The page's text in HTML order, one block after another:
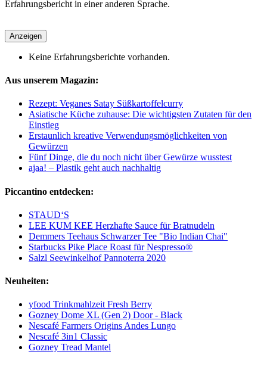
Erfahrungsbericht in einer anderen Sprache.
Anzeigen
Keine Erfahrungsberichte vorhanden.
Aus unserem Magazin:
Rezept: Veganes Satay Süßkartoffelcurry
Asiatische Küche zuhause: Die wichtigsten Zutaten für den
Einstieg
Erstaunlich kreative Verwendungsmöglichkeiten von
Gewürzen
Fünf Dinge, die du noch nicht über Gewürze wusstest
ajaa! – Plastik geht auch nachhaltig
Piccantino entdecken:
STAUD‘S
LEE KUM KEE Herzhafte Sauce für Bratnudeln
Demmers Teehaus Schwarzer Tee "Bio Indian Chai"
Starbucks Pike Place Roast für Nespresso®
Salzl Seewinkelhof Pannoterra 2020
Neuheiten:
yfood Trinkmahlzeit Fresh Berry
Gozney Dome XL (Gen 2) Door - Black
Nescafé Farmers Origins Andes Lungo
Nescafé 3in1 Classic
Gozney Tread Mantel